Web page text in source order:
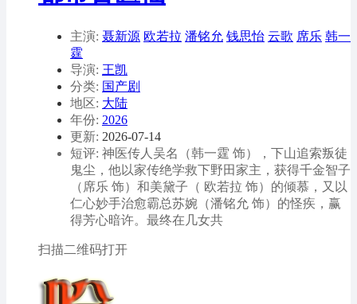
主演: 聂新源 欧若拉 潘铭允 钱思怡 云歌 席乐 韩一
霆
导演: 王凯
分类: 国产剧
地区: 大陆
年份: 2026
更新: 2026-07-14
短评: 神医传人吴名（韩一霆 饰），下山追索叛徒
鬼尘，他以家传绝学救下野田家主，获得千金智子
（席乐 饰）和美黛子（ 欧若拉 饰）的倾慕，又以
仁心妙手治愈霸总苏婉（潘铭允 饰）的怪疾，赢
得芳心暗许。最终在几女共
扫描二维码打开